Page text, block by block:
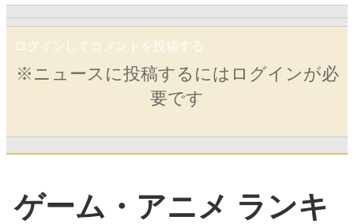
ログインしてコメントを投稿する
※ニュースに投稿するにはログインが必
要です
ゲーム・アニメ ランキ